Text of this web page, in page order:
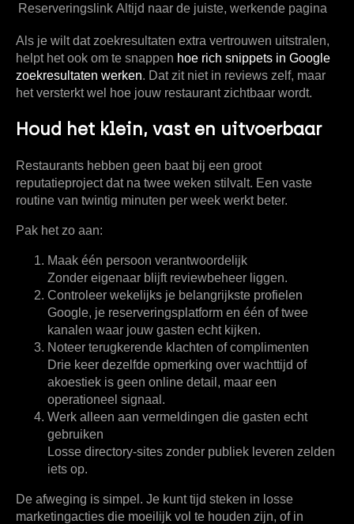
Reserveringslink Altijd naar de juiste, werkende pagina
Als je wilt dat zoekresultaten extra vertrouwen uitstralen,
helpt het ook om te snappen hoe rich snippets in Google
zoekresultaten werken. Dat zit niet in reviews zelf, maar
het versterkt wel hoe jouw restaurant zichtbaar wordt.
Houd het klein, vast en uitvoerbaar
Restaurants hebben geen baat bij een groot
reputatieproject dat na twee weken stilvalt. Een vaste
routine van twintig minuten per week werkt beter.
Pak het zo aan:
Maak één persoon verantwoordelijk
Zonder eigenaar blijft reviewbeheer liggen.
Controleer wekelijks je belangrijkste profielen
Google, je reserveringsplatform en één of twee
kanalen waar jouw gasten echt kijken.
Noteer terugkerende klachten of complimenten
Drie keer dezelfde opmerking over wachttijd of
akoestiek is geen online detail, maar een
operationeel signaal.
Werk alleen aan vermeldingen die gasten echt
gebruiken
Losse directory-sites zonder publiek leveren zelden
iets op.
De afweging is simpel. Je kunt tijd steken in losse
marketingacties die moeilijk vol te houden zijn, of in